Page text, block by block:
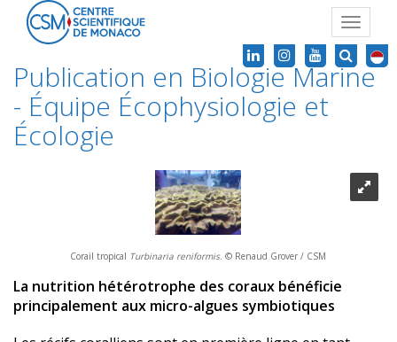
Toggle
Publication en Biologie Marine
- Équipe Écophysiologie et
Écologie
Corail tropical Turbinaria reniformis . © Renaud Grover / CSM
La nutrition hétérotrophe des coraux bénéficie
principalement aux micro-algues symbiotiques